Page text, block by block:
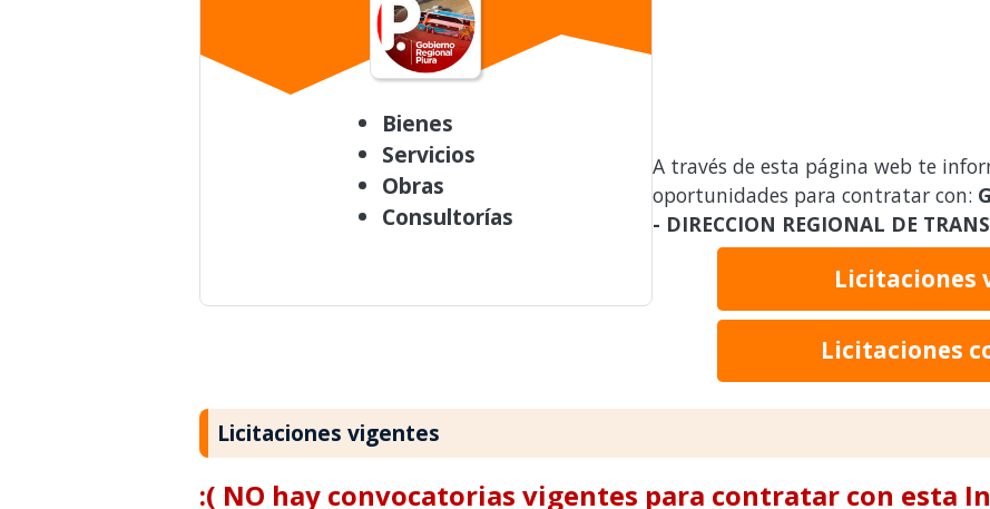
Bienes
Servicios
Obras
Consultorías
A través de esta página web te
oportunidades para contratar con:
- DIRECCION REGIONAL DE
Licitaciones
Licitaciones
Licitaciones vigentes
:( NO hay convocatorias vigentes para contratar con esta